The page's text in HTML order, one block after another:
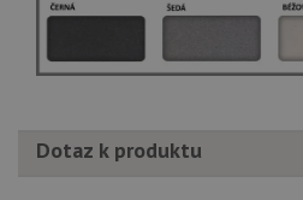
Dotaz k produktu